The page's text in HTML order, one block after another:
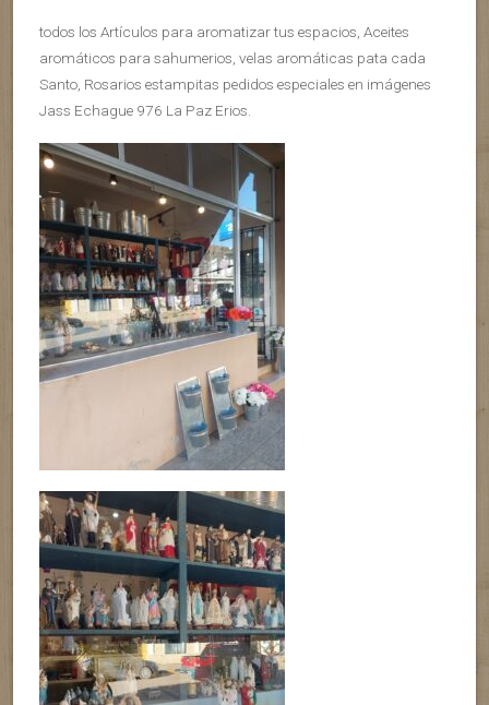
todos los Artículos para aromatizar tus espacios, Aceites
aromáticos para sahumerios, velas aromáticas pata cada
Santo, Rosarios estampitas pedidos especiales en imágenes
Jass Echague 976 La Paz Erios.